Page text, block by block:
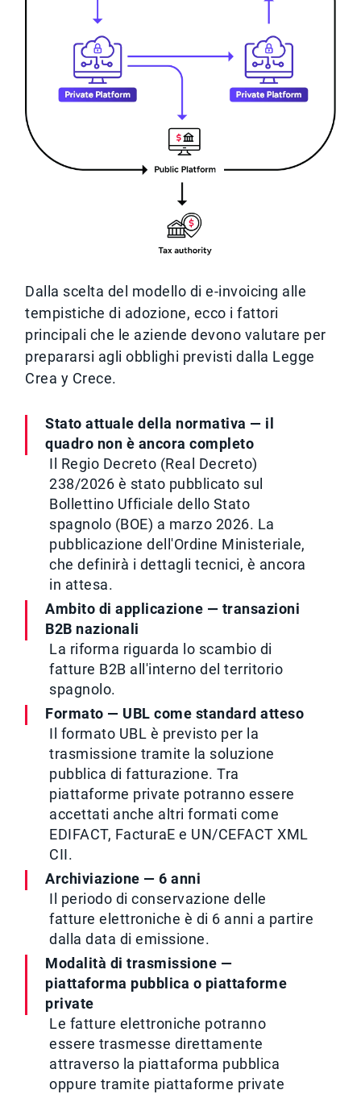
Dalla scelta del modello di e-invoicing alle
tempistiche di adozione, ecco i fattori
principali che le aziende devono valutare per
prepararsi agli obblighi previsti dalla Legge
Crea y Crece.
Stato attuale della normativa — il
quadro non è ancora completo
Il Regio Decreto (Real Decreto)
238/2026 è stato pubblicato sul
Bollettino Ufficiale dello Stato
spagnolo (BOE) a marzo 2026. La
pubblicazione dell'Ordine Ministeriale,
che definirà i dettagli tecnici, è ancora
in attesa.
Ambito di applicazione — transazioni
B2B nazionali
La riforma riguarda lo scambio di
fatture B2B all'interno del territorio
spagnolo.
Formato — UBL come standard atteso
Il formato UBL è previsto per la
trasmissione tramite la soluzione
pubblica di fatturazione. Tra
piattaforme private potranno essere
accettati anche altri formati come
EDIFACT, FacturaE e UN/CEFACT XML
CII.
Archiviazione — 6 anni
Il periodo di conservazione delle
fatture elettroniche è di 6 anni a partire
dalla data di emissione.
Modalità di trasmissione —
piattaforma pubblica o piattaforme
private
Le fatture elettroniche potranno
essere trasmesse direttamente
attraverso la piattaforma pubblica
oppure tramite piattaforme private